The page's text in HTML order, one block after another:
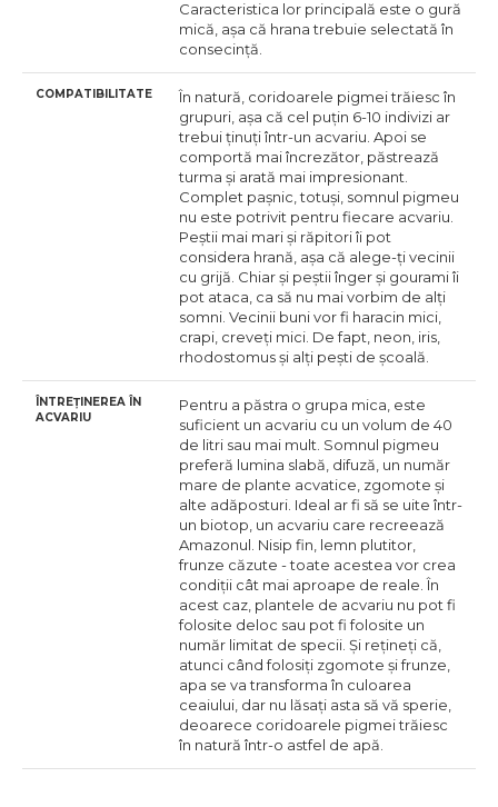
Caracteristica lor principală este o gură
mică, așa că hrana trebuie selectată în
consecință.
COMPATIBILITATE
În natură, coridoarele pigmei trăiesc în
grupuri, așa că cel puțin 6-10 indivizi ar
trebui ținuți într-un acvariu. Apoi se
comportă mai încrezător, păstrează
turma și arată mai impresionant.
Complet pașnic, totuși, somnul pigmeu
nu este potrivit pentru fiecare acvariu.
Peștii mai mari și răpitori îi pot
considera hrană, așa că alege-ți vecinii
cu grijă. Chiar și peștii înger și gourami îi
pot ataca, ca să nu mai vorbim de alți
somni. Vecinii buni vor fi haracin mici,
crapi, creveți mici. De fapt, neon, iris,
rhodostomus și alți pești de școală.
ÎNTREȚINEREA ÎN
ACVARIU
Pentru a păstra о grupa mica, este
suficient un acvariu cu un volum de 40
de litri sau mai mult. Somnul pigmeu
preferă lumina slabă, difuză, un număr
mare de plante acvatice, zgomote și
alte adăposturi. Ideal ar fi să se uite într-
un biotop, un acvariu care recreează
Amazonul. Nisip fin, lemn plutitor,
frunze căzute - toate acestea vor crea
condiții cât mai aproape de reale. În
acest caz, plantele de acvariu nu pot fi
folosite deloc sau pot fi folosite un
număr limitat de specii. Și rețineți că,
atunci când folosiți zgomote și frunze,
apa se va transforma în culoarea
ceaiului, dar nu lăsați asta să vă sperie,
deoarece coridoarele pigmei trăiesc
în natură într-o astfel de apă.